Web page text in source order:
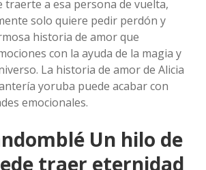
traerte a esa persona de vuelta,
solo quiere pedir perdón y
historia de amor que
con la ayuda de la magia y
La historia de amor de Alicia
yoruba puede acabar con
emocionales.
Un hilo de
traer eternidad